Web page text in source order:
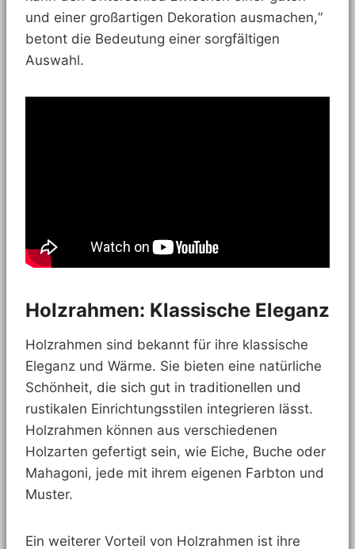
und einer großartigen Dekoration ausmachen,“
betont die Bedeutung einer sorgfältigen
Auswahl.
Holzrahmen: Klassische Eleganz
Holzrahmen sind bekannt für ihre klassische
Eleganz und Wärme. Sie bieten eine natürliche
Schönheit, die sich gut in traditionellen und
rustikalen Einrichtungsstilen integrieren lässt.
Holzrahmen können aus verschiedenen
Holzarten gefertigt sein, wie Eiche, Buche oder
Mahagoni, jede mit ihrem eigenen Farbton und
Muster.
Ein weiterer Vorteil von Holzrahmen ist ihre